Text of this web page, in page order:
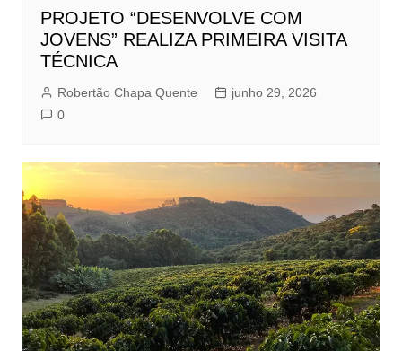
PROJETO “DESENVOLVE COM
JOVENS” REALIZA PRIMEIRA VISITA
TÉCNICA
Robertão Chapa Quente
junho 29, 2026
0